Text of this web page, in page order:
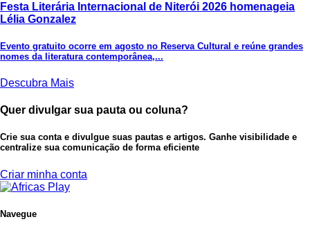
Festa Literária Internacional de Niterói 2026 homenageia
Lélia Gonzalez
Evento gratuito ocorre em agosto no Reserva Cultural e reúne grandes
nomes da literatura contemporânea,...
Descubra Mais
Quer divulgar sua pauta ou coluna?
Crie sua conta e divulgue suas pautas e artigos. Ganhe visibilidade e
centralize sua comunicação de forma eficiente
Criar minha conta
Navegue